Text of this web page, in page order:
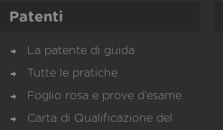
Patenti
La patente di guida
Tutte le pratiche
Foglio rosa e prove d’esame
Carta di Qualificazione del